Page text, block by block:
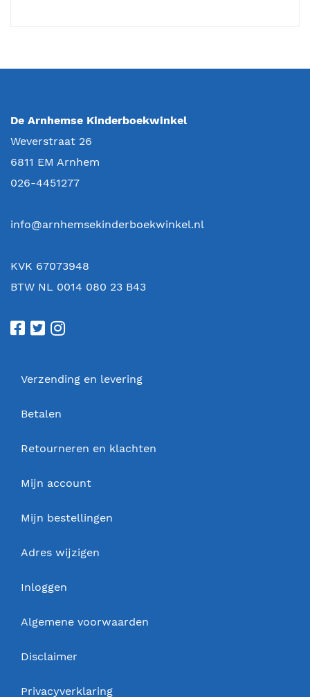
De Arnhemse Kinderboekwinkel
Weverstraat 26
6811 EM Arnhem
026-4451277
info@arnhemsekinderboekwinkel.nl
KVK 67073948
BTW NL 0014 080 23 B43
Verzending en levering
Betalen
Retourneren en klachten
Mijn account
Mijn bestellingen
Adres wijzigen
Inloggen
Algemene voorwaarden
Disclaimer
Privacyverklaring